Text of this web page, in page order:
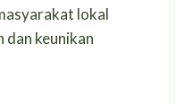
lokal
dan keunikan